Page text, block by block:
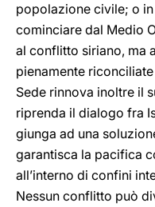
popolazione civile; o
cominciare dal Medio
al conflitto siriano, ma
pienamente riconciliate
Sede rinnova inoltre il
riprenda il dialogo fra
giunga ad una
garantisca la pacifica
all’interno di confini
Nessun conflitto può